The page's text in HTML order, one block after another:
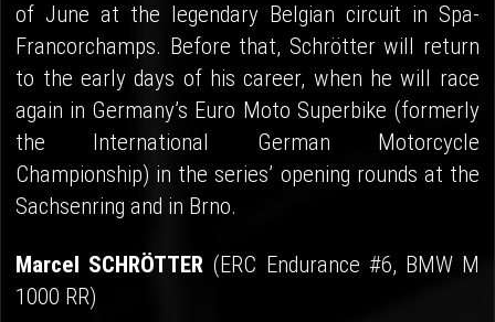
of June at the legendary Belgian circuit in Spa-
Francorchamps. Before that, Schrötter will return
to the early days of his career, when he will race
again in Germany’s Euro Moto Superbike (formerly
the International German Motorcycle
Championship) in the series’ opening rounds at the
Sachsenring and in Brno.
Marcel SCHRÖTTER (ERC Endurance #6, BMW M
1000 RR)